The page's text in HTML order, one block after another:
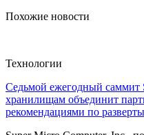
Похожие новости
Технологии
Седьмой ежегодный саммит
хранилищам объединит
рекомендациями по